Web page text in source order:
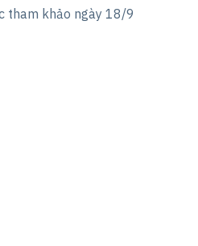
tham khảo ngày 18/9